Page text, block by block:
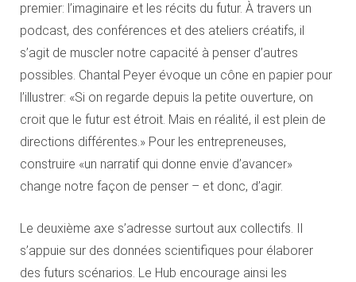
premier: l’imaginaire et les récits du futur. À travers un
podcast, des conférences et des ateliers créatifs, il
s’agit de muscler notre capacité à penser d’autres
possibles. Chantal Peyer évoque un cône en papier pour
l’illustrer: «Si on regarde depuis la petite ouverture, on
croit que le futur est étroit. Mais en réalité, il est plein de
directions différentes.» Pour les entrepreneuses,
construire «un narratif qui donne envie d’avancer»
change notre façon de penser – et donc, d’agir.
Le deuxième axe s’adresse surtout aux collectifs. Il
s’appuie sur des données scientifiques pour élaborer
des futurs scénarios. Le Hub encourage ainsi les